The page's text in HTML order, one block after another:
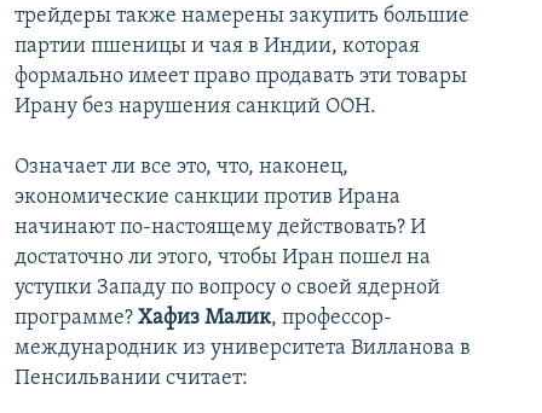
трейдеры также намерены закупить большие
партии пшеницы и чая в Индии, которая
формально имеет право продавать эти товары
Ирану без нарушения санкций ООН.
Означает ли все это, что, наконец,
экономические санкции против Ирана
начинают по-настоящему действовать? И
достаточно ли этого, чтобы Иран пошел на
уступки Западу по вопросу о своей ядерной
программе? Хафиз Малик, профессор-
международник из университета Вилланова в
Пенсильвании считает: